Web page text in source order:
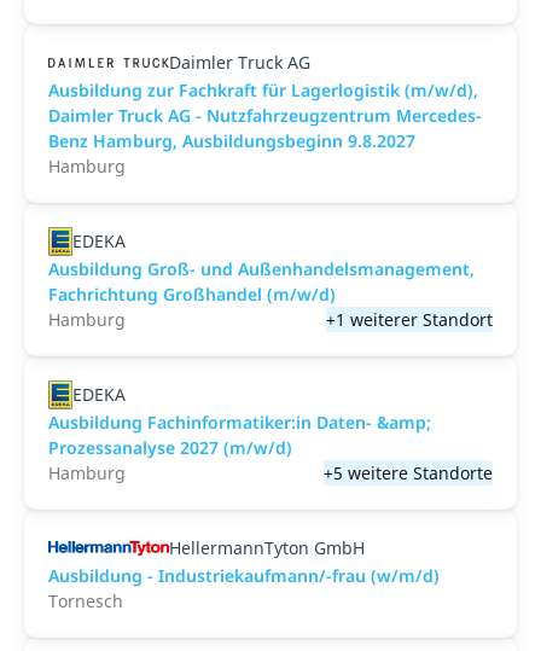
Daimler Truck AG
Ausbildung zur Fachkraft für Lagerlogistik (m/w/d),
Daimler Truck AG - Nutzfahrzeugzentrum Mercedes-
Benz Hamburg, Ausbildungsbeginn 9.8.2027
Hamburg
EDEKA
Ausbildung Groß- und Außenhandelsmanagement,
Fachrichtung Großhandel (m/w/d)
Hamburg
+1 weiterer Standort
EDEKA
Ausbildung Fachinformatiker:in Daten- &amp;
Prozessanalyse 2027 (m/w/d)
Hamburg
+5 weitere Standorte
HellermannTyton GmbH
Ausbildung - Industriekaufmann/-frau (w/m/d)
Tornesch